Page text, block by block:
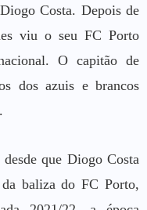
Costa. Depois de
viu o seu FC Porto
O capitão de
dos azuis e brancos
que Diogo Costa
baliza do FC Porto,